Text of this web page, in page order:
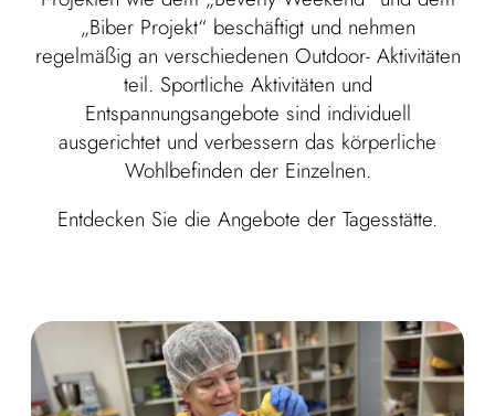
„Biber Projekt“ beschäftigt und nehmen
regelmäßig an verschiedenen Outdoor- Aktivitäten
teil. Sportliche Aktivitäten und
Entspannungsangebote sind individuell
ausgerichtet und verbessern das körperliche
Wohlbefinden der Einzelnen.
Entdecken Sie die Angebote der Tagesstätte.